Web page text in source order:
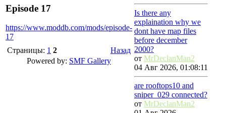
Episode 17
https://www.moddb.com/mods/episode-
17
Страницы: 1 2
Назад
Powered by: SMF Gallery
Is there any
explaination why we
dont have map files
before december
2000?
от MrDeclanMan2
04 Авг 2026, 01:08:11
are rooftops10 and
sniper_029 connected?
от MrDeclanMan2